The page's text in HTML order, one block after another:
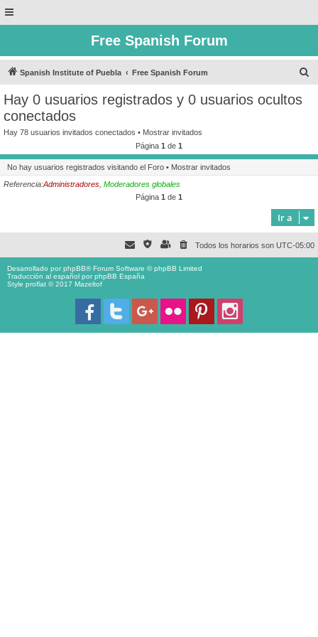
Free Spanish Forum
Spanish Institute of Puebla Free Spanish Forum
r
Hay 0 usuarios registrados y 0 usuarios ocultos
conectados
Hay 78 usuarios invitados conectados • Mostrar invitados
Página 1 de 1
No hay usuarios registrados visitando el Foro • Mostrar invitados
Referencia:Administradores Moderadores globales
Página 1 de 1
Ir a
Todos los horarios son UTC-05:00
Desarrollado porphpBB® Forum Software © phpBB Limited
Traducción al español porphpBB España
Style proflat © 2017 Mazeltof